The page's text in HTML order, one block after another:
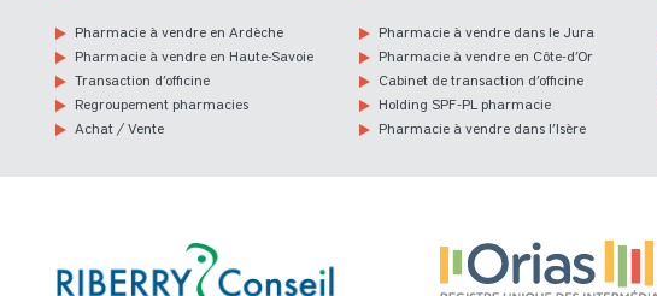
Pharmacie à vendre en Ardèche
Pharmacie à vendre dans le Jura
Pharmacie à vendre en Haute-Savoie
Pharmacie à vendre en Côte-d’Or
Transaction d’officine
Cabinet de transaction d’officine
Regroupement pharmacies
Holding SPF-PL pharmacie
Achat / Vente
Pharmacie à vendre dans l’Isère